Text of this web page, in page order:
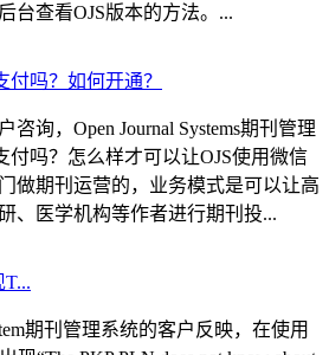
台查看OJS版本的方法。...
付吗？如何开通？
咨询，Open Journal Systems期刊管理
付吗？怎么样才可以让OJS使用微信
做期刊运营的，业务模式是可以让高
、医学机构等作者进行期刊投...
T...
期刊管理系统的客户反映，在使用